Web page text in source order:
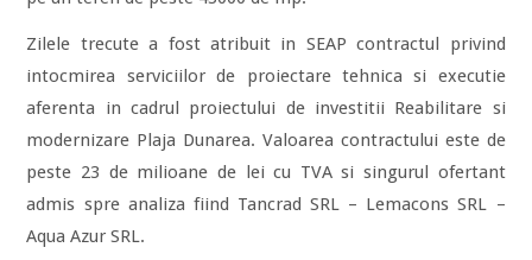
Zilele trecute a fost atribuit in SEAP contractul privind
intocmirea serviciilor de proiectare tehnica si executie
aferenta in cadrul proiectului de investitii Reabilitare si
modernizare Plaja Dunarea. Valoarea contractului este de
peste 23 de milioane de lei cu TVA si singurul ofertant
admis spre analiza fiind Tancrad SRL – Lemacons SRL –
Aqua Azur SRL.